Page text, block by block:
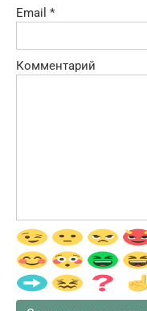
Email *
Комментарий